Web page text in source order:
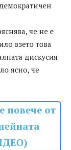
че не е
взето това
дискусия
ясно, че
повече от